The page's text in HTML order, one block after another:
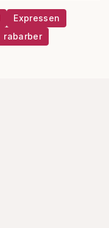
Expressen
rabarber